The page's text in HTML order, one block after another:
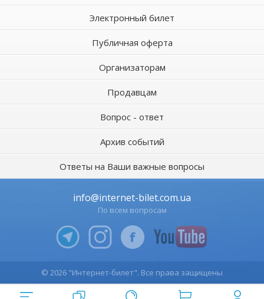
Электронный билет
Публичная оферта
Организаторам
Продавцам
Вопрос - ответ
Архив событий
Ответы на Ваши важные вопросы
info@internet-bilet.com.ua
По всем вопросам
© 2026 "Интернет-билет". Все права защищены